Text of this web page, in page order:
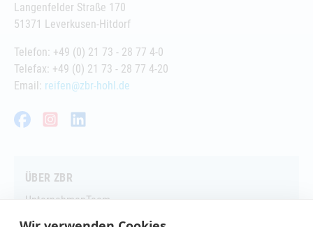
Langenfelder Straße 170
51371 Leverkusen-Hitdorf
Telefon: +49 (0) 21 73 - 28 77 4-0
Telefax: +49 (0) 21 73 - 28 77 4-20
Email: reifen@zbr-hohl.de
FacebookInstagramLinkedIn
ÜBER ZBR
UnternehmenTeam